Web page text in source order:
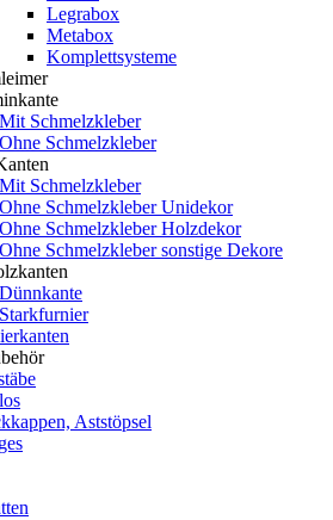
Legrabox
Metabox
Komplettsysteme
Mit Schmelzkleber
Ohne Schmelzkleber
Mit Schmelzkleber
Ohne Schmelzkleber Unidekor
Ohne Schmelzkleber Holzdekor
Ohne Schmelzkleber sonstige Dekore
Dünnkante
Starkfurnier
Aststöpsel